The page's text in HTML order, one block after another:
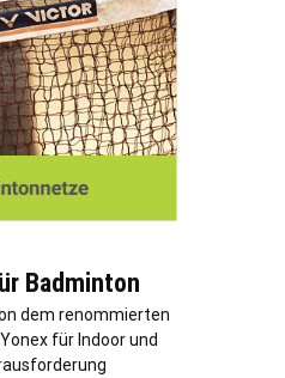
Badminton
dem renommierten
für Indoor und